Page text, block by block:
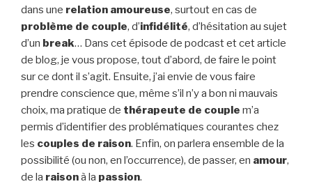
dans une relation amoureuse, surtout en cas de
problème de couple, d’infidélité, d’hésitation au sujet
d’un break… Dans cet épisode de podcast et cet article
de blog, je vous propose, tout d’abord, de faire le point
sur ce dont il s’agit. Ensuite, j’ai envie de vous faire
prendre conscience que, même s’il n’y a bon ni mauvais
choix, ma pratique de thérapeute de couple m’a
permis d’identifier des problématiques courantes chez
les couples de raison. Enfin, on parlera ensemble de la
possibilité (ou non, en l’occurrence), de passer, en amour,
de la raisonà la passion.